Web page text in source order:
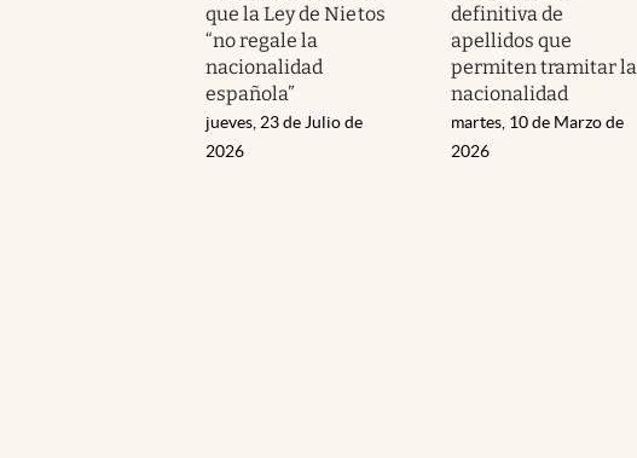
que la Ley de Nietos
“no regale la
nacionalidad
española”
jueves, 23 de Julio de
2026
definitiva de
apellidos que
permiten tramitar la
nacionalidad
martes, 10 de Marzo de
2026